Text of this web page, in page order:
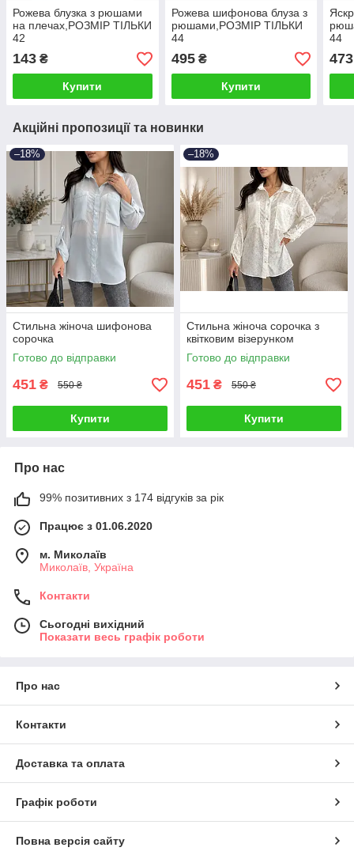
Рожева блузка з рюшами
на плечах,РОЗМІР ТІЛЬКИ
42
143 ₴
Купити
Рожева шифонова блуза з
рюшами,РОЗМІР ТІЛЬКИ
44
495₴
Купити
44
473
Акційні пропозиції та новинки
–18%
Стильна жіноча шифонова
сорочка
Готово до відправки
451 ₴ 550 ₴
Купити
–18%
Стильна жіноча сорочка з
квітковим візерунком
Готово до відправки
451 ₴ 550 ₴
Купити
Про нас
99% позитивних з 174 відгуків за рік
Працює з 01.06.2020
м. Миколаїв
Миколаїв, Україна
Контакти
Сьогодні вихідний
Показати весь графік роботи
Про нас
Контакти
Доставка та оплата
Графік роботи
Повна версія сайту